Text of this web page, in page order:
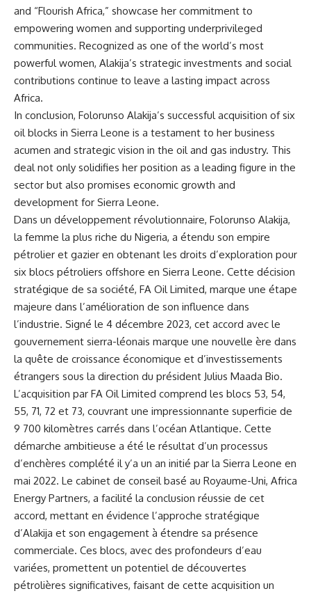
and “Flourish Africa,” showcase her commitment to
empowering women and supporting underprivileged
communities. Recognized as one of the world’s most
powerful women, Alakija’s strategic investments and social
contributions continue to leave a lasting impact across
Africa.
In conclusion, Folorunso Alakija’s successful acquisition of six
oil blocks in Sierra Leone is a testament to her business
acumen and strategic vision in the oil and gas industry. This
deal not only solidifies her position as a leading figure in the
sector but also promises economic growth and
development for Sierra Leone.
Dans un développement révolutionnaire, Folorunso Alakija,
la femme la plus riche du Nigeria, a étendu son empire
pétrolier et gazier en obtenant les droits d’exploration pour
six blocs pétroliers offshore en Sierra Leone. Cette décision
stratégique de sa société, FA Oil Limited, marque une étape
majeure dans l’amélioration de son influence dans
l’industrie. Signé le 4 décembre 2023, cet accord avec le
gouvernement sierra-léonais marque une nouvelle ère dans
la quête de croissance économique et d’investissements
étrangers sous la direction du président Julius Maada Bio.
L’acquisition par FA Oil Limited comprend les blocs 53, 54,
55, 71, 72 et 73, couvrant une impressionnante superficie de
9 700 kilomètres carrés dans l’océan Atlantique. Cette
démarche ambitieuse a été le résultat d’un processus
d’enchères complété il y’a un an initié par la Sierra Leone en
mai 2022. Le cabinet de conseil basé au Royaume-Uni, Africa
Energy Partners, a facilité la conclusion réussie de cet
accord, mettant en évidence l’approche stratégique
d’Alakija et son engagement à étendre sa présence
commerciale. Ces blocs, avec des profondeurs d’eau
variées, promettent un potentiel de découvertes
pétrolières significatives, faisant de cette acquisition un